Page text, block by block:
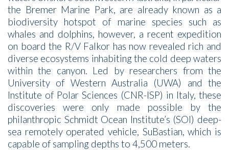
the Bremer Marine Park, are already known as a
biodiversity hotspot of marine species such as
whales and dolphins, however, a recent expedition
on board the R/V Falkor has now revealed rich and
diverse ecosystems inhabiting the cold deep waters
within the canyon. Led by researchers from the
University of Western Australia (UWA) and the
Institute of Polar Sciences (CNR-ISP) in Italy, these
discoveries were only made possible by the
philanthropic Schmidt Ocean Institute’s (SOI) deep-
sea remotely operated vehicle, SuBastian, which is
capable of sampling depths to 4,500 meters.